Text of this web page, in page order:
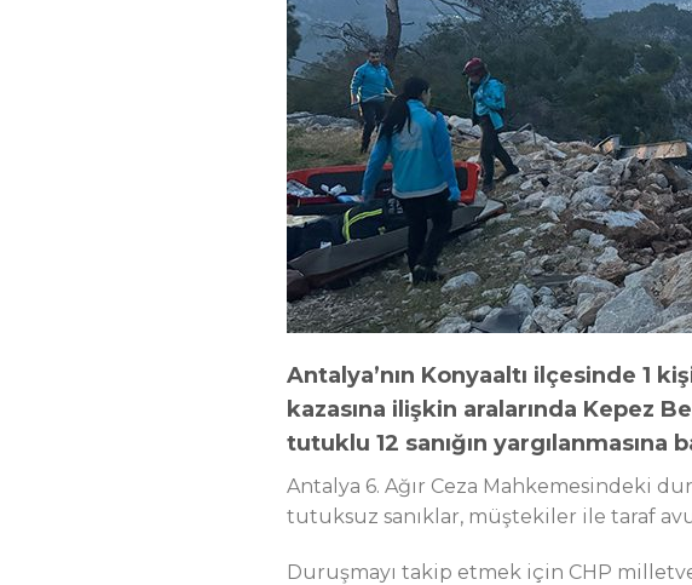
Antalya’nın Konyaaltı ilçesinde 1
kazasına ilişkin aralarında Kepez
tutuklu 12 sanığın yargılanmasına
Antalya 6. Ağır Ceza Mahkemesindeki
tutuksuz sanıklar, müştekiler ile taraf
Duruşmayı takip etmek için CHP